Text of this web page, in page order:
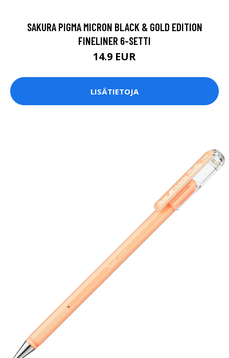
SAKURA PIGMA MICRON BLACK & GOLD EDITION
FINELINER 6-SETTI
14.9 EUR
LISÄTIETOJA